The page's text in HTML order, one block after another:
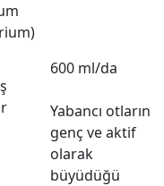
600 ml/da
Yabancı otların
genç ve aktif
olarak
büyüdüğü